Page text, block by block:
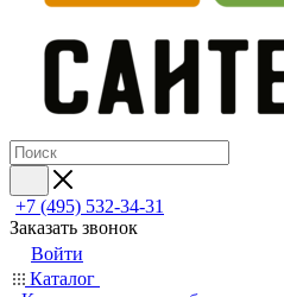
+7 (495) 532‑34‑31
Заказать звонок
Войти
Каталог